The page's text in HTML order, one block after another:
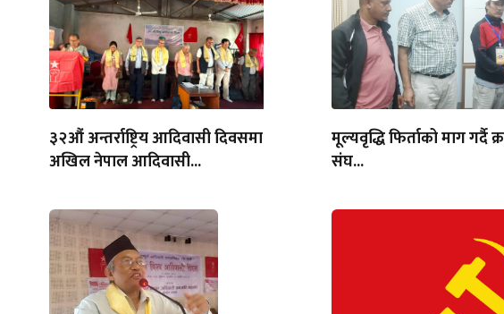
३२औं अन्तर्राष्ट्रिय आदिवासी दिवसमा
अखिल नेपाल आदिवासी...
मूल्यवृद्धि फिर्ताको माग गर्दै
संघ...